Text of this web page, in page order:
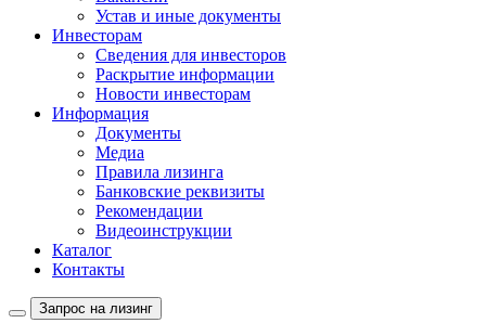
Устав и иные документы
Инвесторам
Сведения для инвесторов
Раскрытие информации
Новости инвесторам
Информация
Документы
Медиа
Правила лизинга
Банковские реквизиты
Рекомендации
Видеоинструкции
Каталог
Контакты
Запрос на лизинг